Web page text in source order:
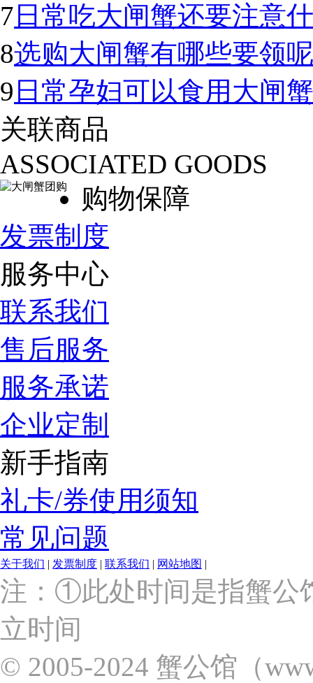
7 日常吃大闸蟹还要注意
8选购大闸蟹有哪些要领
9 日常孕妇可以食用大闸
关联商品
ASSOCIATED GOODS
购物保障
发票制度
服务中心
联系我们
售后服务
服务承诺
企业定制
新手指南
礼卡/券使用须知
常见问题
关于我们 | 发票制度 | 联系我们 | 网站地图 |
上
海
市
浦
东
区
注：①此处时间是指蟹公
立时间
© 2005-2024 蟹公馆（